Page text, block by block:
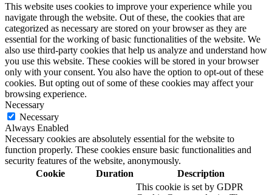
This website uses cookies to improve your experience while you
navigate through the website. Out of these, the cookies that are
categorized as necessary are stored on your browser as they are
essential for the working of basic functionalities of the website. We
also use third-party cookies that help us analyze and understand how
you use this website. These cookies will be stored in your browser
only with your consent. You also have the option to opt-out of these
cookies. But opting out of some of these cookies may affect your
browsing experience.
Necessary
Necessary
Always Enabled
Necessary cookies are absolutely essential for the website to
function properly. These cookies ensure basic functionalities and
security features of the website, anonymously.
Cookie
Duration Description
This cookie is set by GDPR